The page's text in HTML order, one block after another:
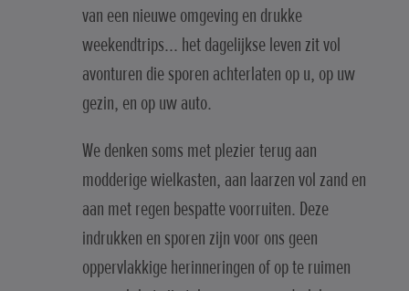
van een nieuwe omgeving en drukke
weekendtrips... het dagelijkse leven zit vol
avonturen die sporen achterlaten op u, op uw
gezin, en op uw auto.
We denken soms met plezier terug aan
modderige wielkasten, aan laarzen vol zand en
aan met regen bespatte voorruiten. Deze
indrukken en sporen zijn voor ons geen
oppervlakkige herinneringen of op te ruimen